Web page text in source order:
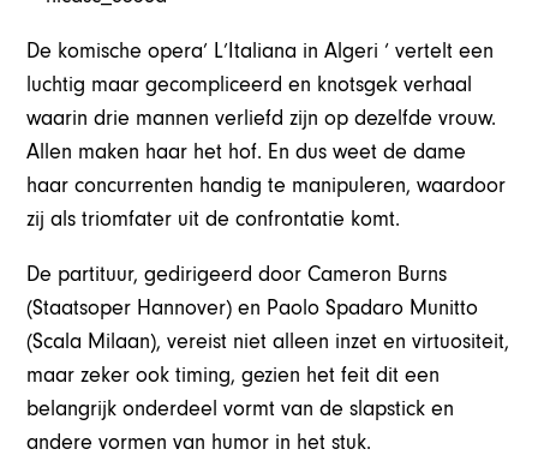
De komische opera’ L’Italiana in Algeri ‘ vertelt een
luchtig maar gecompliceerd en knotsgek verhaal
waarin drie mannen verliefd zijn op dezelfde vrouw.
Allen maken haar het hof. En dus weet de dame
haar concurrenten handig te manipuleren, waardoor
zij als triomfater uit de confrontatie komt.
De partituur, gedirigeerd door Cameron Burns
(Staatsoper Hannover) en Paolo Spadaro Munitto
(Scala Milaan), vereist niet alleen inzet en virtuositeit,
maar zeker ook timing, gezien het feit dit een
belangrijk onderdeel vormt van de slapstick en
andere vormen van humor in het stuk.